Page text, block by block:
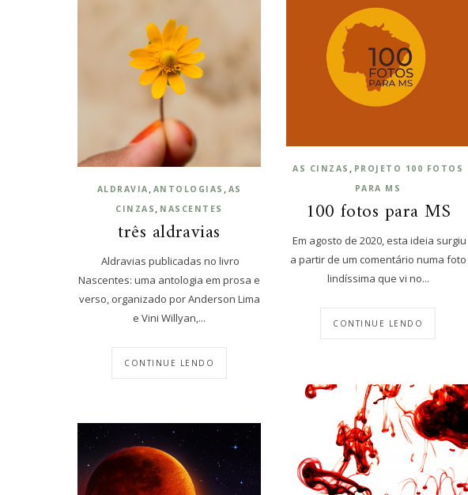
AS CINZAS , PROJETO 100 FOTOS
PARA MS
100 fotos para MS
Em agosto de 2020, esta ideia surgiu
a partir de um comentário numa foto
lindíssima que vi no...
CONTINUE LENDO
ALDRAVIA , ANTOLOGIAS , AS
CINZAS , NASCENTES
três aldravias
Aldravias publicadas no livro
Nascentes: uma antologia em prosa e
verso, organizado por Anderson Lima
e Vini Willyan,...
CONTINUE LENDO